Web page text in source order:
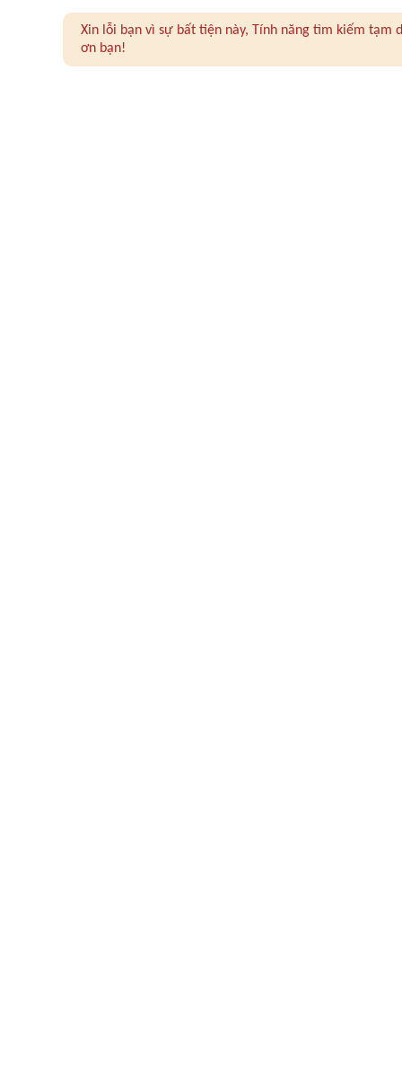
Xin lỗi bạn vì sự bất tiện này, Tính năng tìm kiếm
ơn bạn!